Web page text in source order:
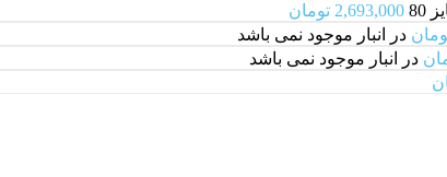
2,693,000 تومان
در انبار موجود نمی باشد
در انبار موجود نمی باشد